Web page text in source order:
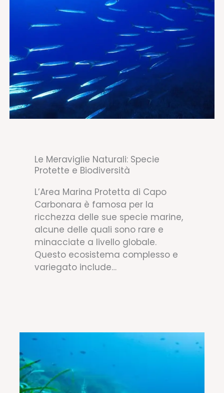
Le Meraviglie Naturali: Specie
Protette e Biodiversità
L’Area Marina Protetta di Capo
Carbonara è famosa per la
ricchezza delle sue specie marine,
alcune delle quali sono rare e
minacciate a livello globale.
Questo ecosistema complesso e
variegato include…